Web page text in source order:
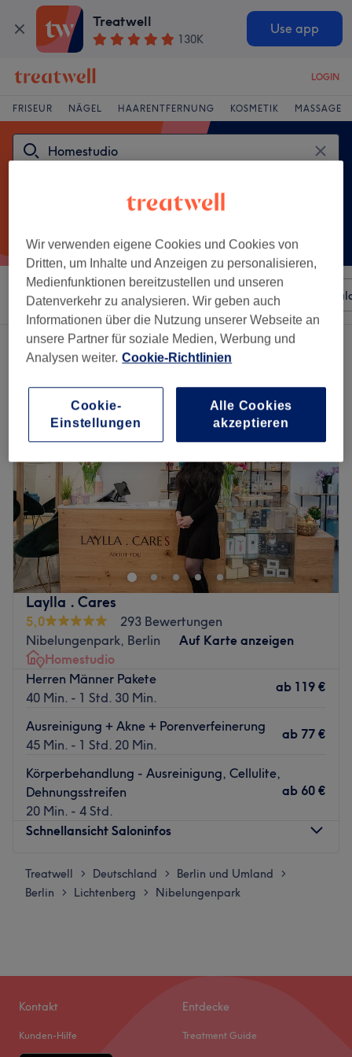
Treatwell
130K
Use app
LOGIN
FRISEUR NÄGEL HAARENTFERNUNG KOSMETIK MASSAGE
Sortieren nach Beliebiger Preis Besonderheiten
Ein Salon, der anbietet:
homestudio in der Nähe von Nibelungenpark, Berlin
Laylla . Cares
5,0
293 Bewertungen
Nibelungenpark, Berlin
Auf Karte anzeigen
Homestudio
Herren Männer Pakete
40 Min. - 1 Std. 30 Min.
ab 119 €
Ausreinigung + Akne + Porenverfeinerung
45 Min. - 1 Std. 20 Min.
ab 77 €
Körperbehandlung - Ausreinigung, Cellulite,
Dehnungsstreifen
20 Min. - 4 Std.
ab 60 €
Schnellansicht Saloninfos
Montag 10:00– 20:00
Dienstag
10:00
Treatwell > Deutschland > Berlin und Umland >
Berlin > Lichtenberg > Nibelungenpark
Kontakt
Kunden-Hilfe
Entdecke
Treatment Guide
Wir verwenden eigene Cookies und Cookies von
Dritten, um Inhalte und Anzeigen zu personalisieren,
Medienfunktionen bereitzustellen und unseren
Datenverkehr zu analysieren. Wir geben auch
Informationen über die Nutzung unserer Webseite an
unsere Partner für soziale Medien, Werbung und
Analysen weiter. Cookie-Richtlinien
Cookie-
Einstellungen
Alle Cookies
akzeptieren